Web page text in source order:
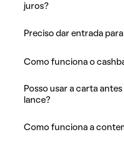
juros?
Preciso dar entrada
Como funciona o
Posso usar a carta
lance?
Como funciona a